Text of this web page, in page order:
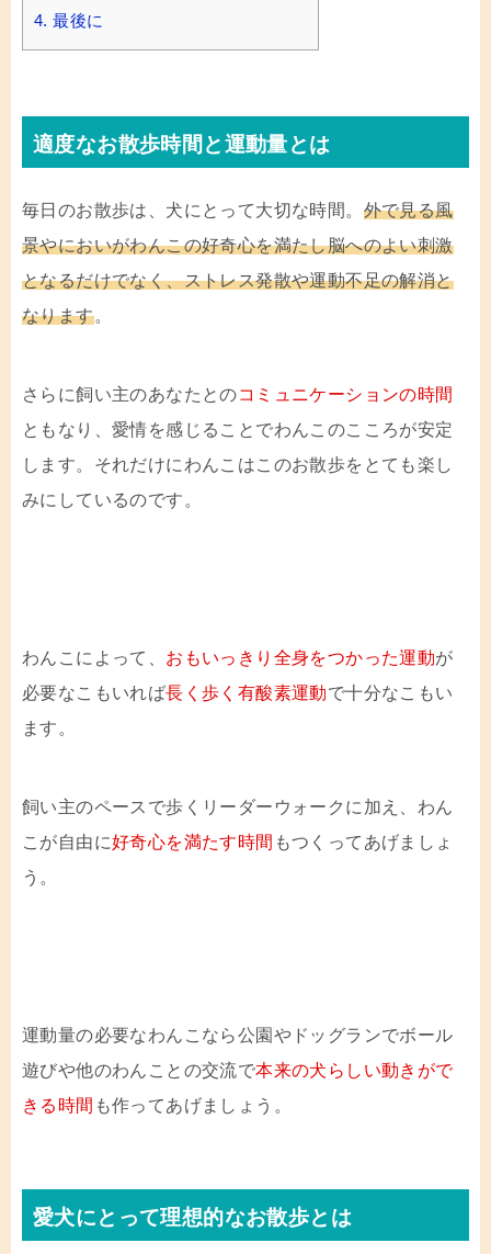
4. 最後に
適度なお散歩時間と運動量とは
毎日のお散歩は、犬にとって大切な時間。 外で見る風
景やにおいがわんこの好奇心を満たし脳へのよい刺激
となるだけでなく、ストレス発散や運動不足の解消と
なります。
さらに飼い主のあなたとのコミュニケーションの時間
ともなり、愛情を感じることでわんこのこころが安定
します。それだけにわんこはこのお散歩をとても楽し
みにしているのです。
わんこによって、 おもいっきり全身をつかった運動が
必要なこもいれば長く歩く有酸素運動で十分なこもい
ます。
飼い主のペースで歩くリーダーウォークに加え、わん
こが自由に好奇心を満たす時間 もつくってあげましょ
う。
運動量の必要なわんこなら公園やドッグランでボール
遊びや他のわんことの交流で本来の犬らしい動きがで
きる時間 も作ってあげましょう。
愛犬にとって理想的なお散歩とは